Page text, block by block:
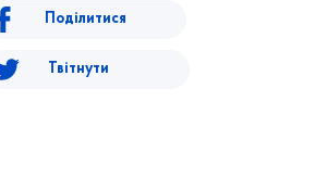
Поділитися
Твітнути